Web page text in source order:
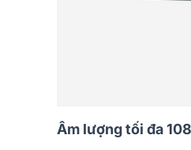
Âm lượng tối đa